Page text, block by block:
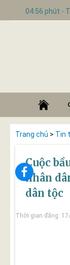
04:56 phút -
Tuần 39 của LĐ
Trang chủ > Tin
Cuộc
nhân
dân tộc
Thời gian đăng: